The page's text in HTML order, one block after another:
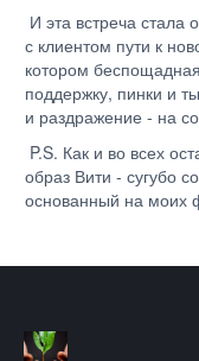
И эта встреча
с клиентом пути к
котором
поддержку, пинки и
и раздражение - на
P.S. Как и во всех
образ Вити - сугубо
основанный на моих